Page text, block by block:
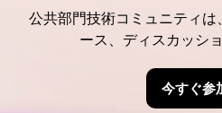
公共部門技術コミュニティは
ース、ディスカッシ
今すぐ参